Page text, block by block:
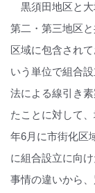
黒須田地区と
第二・第三地区
区域に包含され
いう単位で組合
法による線引き
たことに対して
年6月に市街化区
に組合設立に向
事情の違いから